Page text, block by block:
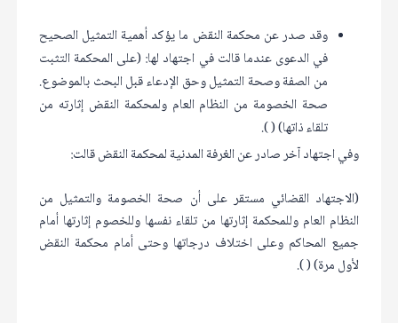
وقد صدر عن محكمة النقض ما يؤكد أهمية التمثيل الصحيح
في الدعوى عندما قالت في اجتهاد لها: (على المحكمة التثبت
من الصفة وصحة التمثيل وحق الإدعاء قبل البحث بالموضوع.
صحة الخصومة من النظام العام ولمحكمة النقض إثارته من
تلقاء ذاتها) ( ).
وفي اجتهاد آخر صادر عن الغرفة المدنية لمحكمة النقض قالت:
(الاجتهاد القضائي مستقر على أن صحة الخصومة والتمثيل من
النظام العام وللمحكمة إثارتها من تلقاء نفسها وللخصوم إثارتها أمام
جميع المحاكم وعلى اختلاف درجاتها وحتى أمام محكمة النقض
لأول مرة) ( ).